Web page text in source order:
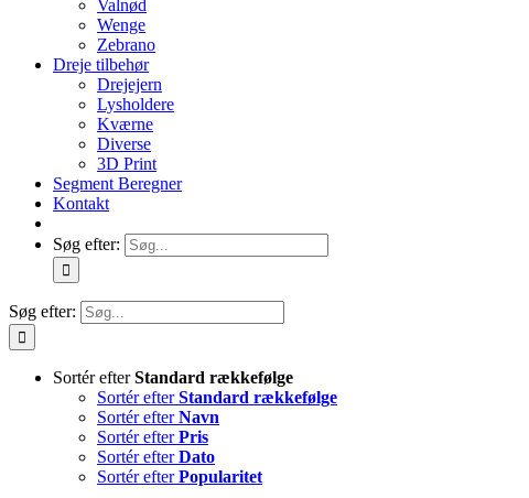
Valnød
Wenge
Zebrano
Dreje tilbehør
Drejejern
Lysholdere
Kværne
Diverse
3D Print
Segment Beregner
Kontakt
Søg efter:
Søg efter:
Sortér efterStandard rækkefølge
Sortér efterStandard rækkefølge
Sortér efterNavn
Sortér efterPris
Sortér efterDato
Sortér efterPopularitet